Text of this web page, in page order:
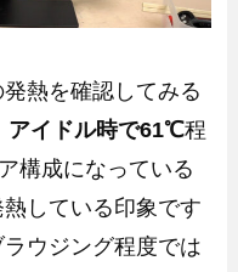
熱を確認してみる
アイドル時で61℃程
構成になっている
している印象です
ウジング程度では